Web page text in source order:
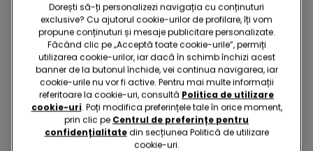
4 Culori
Bluză Mânecă Lungă
Viscoză Flaușată
89,90 RON
3 Culori
Pijama Lungă Bărbați din
Bumbac Piping
119,90 RON
Dorești să-ți personalizezi navigația cu conținuturi
exclusive? Cu ajutorul cookie-urilor de profilare, îți vom
propune conținuturi și mesaje publicitare personalizate.
Făcând clic pe „Acceptă toate cookie-urile”, permiți
utilizarea cookie-urilor, iar dacă în schimb închizi acest
banner de la butonul închide, vei continua navigarea, iar
cookie-urile nu vor fi active. Pentru mai multe informații
referitoare la cookie-uri, consultă Politica de utilizare
cookie-uri. Poți modifica preferințele tale în orice moment,
prin clic pe Centrul de preferințe pentru
confidențialitatedin secțiunea Politică de utilizare
cookie-uri.